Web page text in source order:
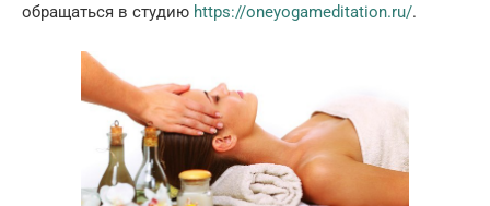
обращаться в студию https://oneyogameditation.ru/.